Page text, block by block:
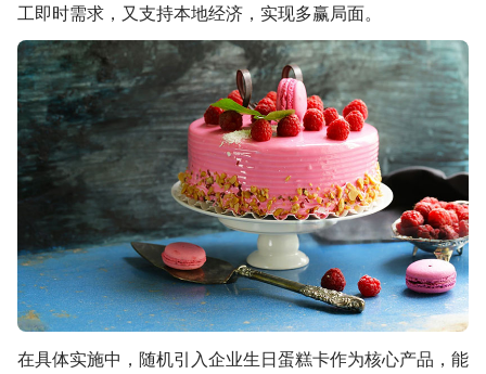
工即时需求，又支持本地经济，实现多赢局面。
在具体实施中，随机引入企业生日蛋糕卡作为核心产品，能